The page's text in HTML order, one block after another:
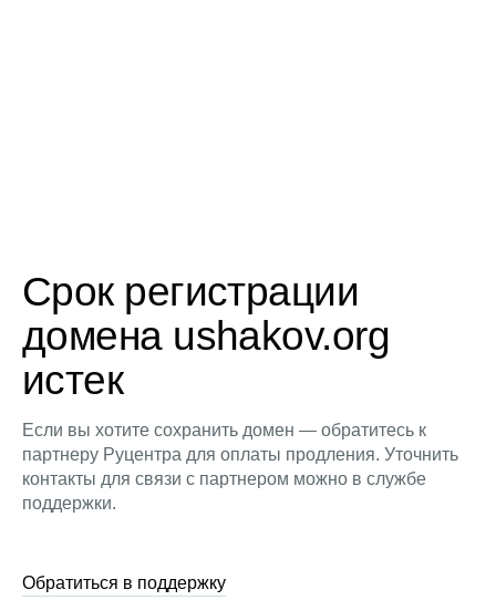
Срок регистрации
домена ushakov.org
истек
Если вы хотите сохранить домен — обратитесь к
партнеру Руцентра для оплаты продления. Уточнить
контакты для связи с партнером можно в службе
поддержки.
Обратиться в поддержку